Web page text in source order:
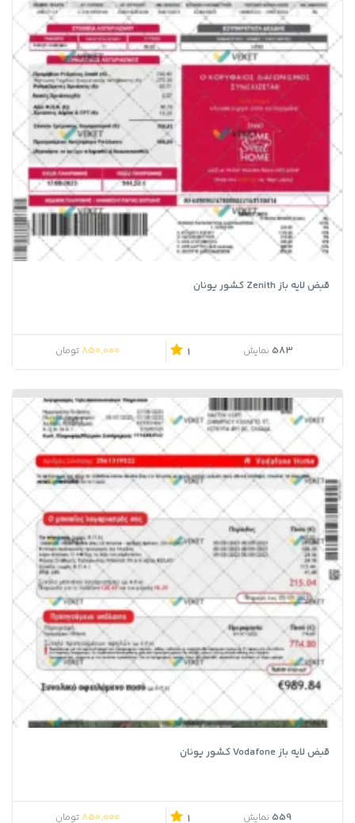
قبض لایه باز Zenith کشور یونان
583 نمایش 1
850,000 تومان
قبض لایه باز Vodafone کشور یونان
559 نمایش 1
850,000 تومان